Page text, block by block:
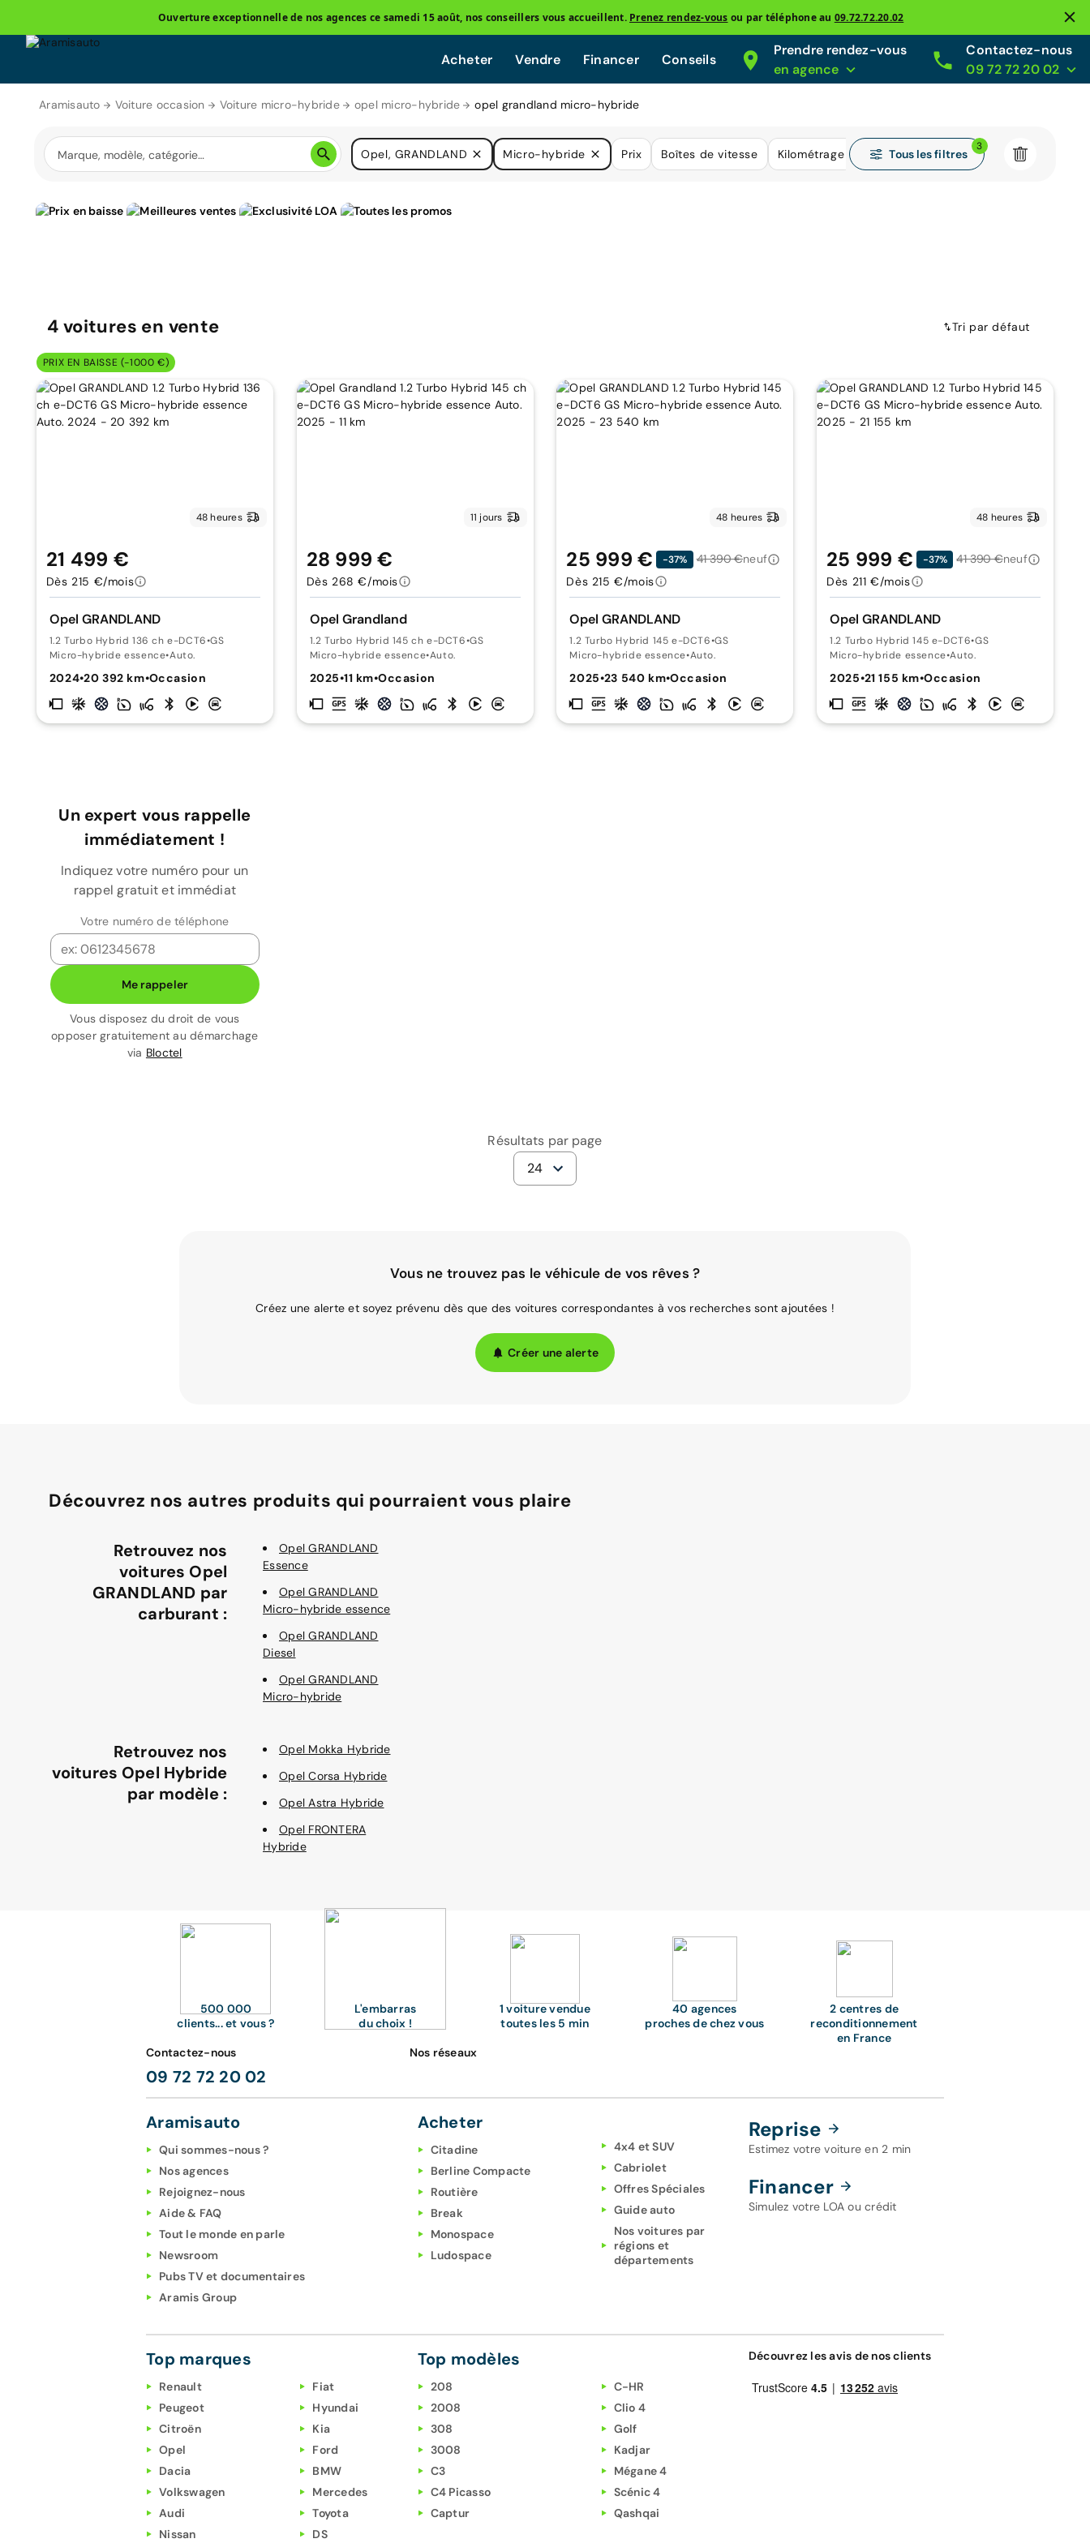
Ouverture exceptionnelle de nos agences ce samedi 15 août, nos conseillers vous accueillent. Prenez rendez-vous ou par téléphone au 09.72.72.20.02
Acheter Vendre Financer Conseils
Prendre rendez-vous
en agence
Contactez-nous
09 72 72 20 02
Aramisauto Voiture occasion Voiture micro-hybride opel micro-hybride opel grandland micro-hybride
Opel, GRANDLAND Micro-hybride Prix Boîtes de vitesse Kilométrage Tous les filtres
3
4 voitures en vente Tri par défaut
PRIX EN BAISSE (-1000 €)
48 heures
Opel GRANDLAND
1.2 Turbo Hybrid 136 ch e-DCT6•GS
Micro-hybride essence•Auto.
2024•20 392 km•Occasion
21 499 €
Dès 215 €/mois
11 jours
Opel Grandland
1.2 Turbo Hybrid 145 ch e-DCT6•GS
Micro-hybride essence•Auto.
2025•11 km•Occasion
28 999 €
Dès 268 €/mois
48 heures
Opel GRANDLAND
1.2 Turbo Hybrid 145 e-DCT6•GS
Micro-hybride essence•Auto.
2025•23 540 km•Occasion
25 999 € -37% 41 390 €neuf
Dès 215 €/mois
48 heures
Opel GRANDLAND
1.2 Turbo Hybrid 145 e-DCT6•GS
Micro-hybride essence•Auto.
2025•21 155 km•Occasion
25 999 € -37% 41 390 €neuf
Dès 211 €/mois
Un expert vous rappelle
immédiatement !
Indiquez votre numéro pour un
rappel gratuit et immédiat
Votre numéro de téléphone
Me rappeler
Vous disposez du droit de vous
opposer gratuitement au démarchage
via Bloctel
Résultats par page
24
Vous ne trouvez pas le véhicule de vos rêves ?
Créez une alerte et soyez prévenu dès que des voitures correspondantes à vos recherches sont ajoutées !
Créer une alerte
Découvrez nos autres produits qui pourraient vous plaire
Retrouvez nos
voitures Opel
GRANDLAND par
carburant :
Opel GRANDLAND
Essence
Opel GRANDLAND
Micro-hybride essence
Opel GRANDLAND
Diesel
Opel GRANDLAND
Micro-hybride
Retrouvez nos
voitures Opel Hybride
par modèle :
Opel Mokka Hybride
Opel Corsa Hybride
Opel Astra Hybride
Opel FRONTERA
Hybride
500 000
clients... et vous ?
L'embarras
du choix !
1 voiture vendue
toutes les 5 min
40 agences
proches de chez vous
2 centres de
reconditionnement
en France
Contactez-nous
09 72 72 20 02
Nos réseaux
Aramisauto
Qui sommes-nous ?
Nos agences
Rejoignez-nous
Aide & FAQ
Tout le monde en parle
Newsroom
Pubs TV et documentaires
Aramis Group
Acheter
Citadine
Berline Compacte
Routière
Break
Monospace
Ludospace
4x4 et SUV
Cabriolet
Offres Spéciales
Guide auto
Nos voitures par
régions et
départements
Reprise
Estimez votre voiture en 2 min
Financer
Simulez votre LOA ou crédit
Top marques
Renault
Peugeot
Citroën
Opel
Dacia
Volkswagen
Audi
Nissan
Fiat
Hyundai
Kia
Ford
BMW
Mercedes
Toyota
DS
Top modèles
208
2008
308
3008
C3
C4 Picasso
Captur
C-HR
Clio 4
Golf
Kadjar
Mégane 4
Scénic 4
Qashqai
Découvrez les avis de nos clients